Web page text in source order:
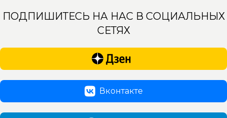
ПОДПИШИТЕСЬ НА НАС В СОЦИАЛЬНЫХ
СЕТЯХ
Вконтакте